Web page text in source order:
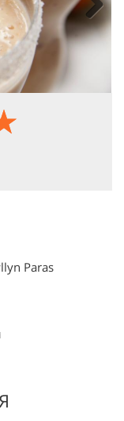
Next
Paras